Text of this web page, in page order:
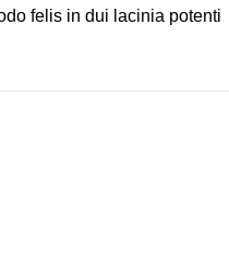
felis in dui lacinia potenti